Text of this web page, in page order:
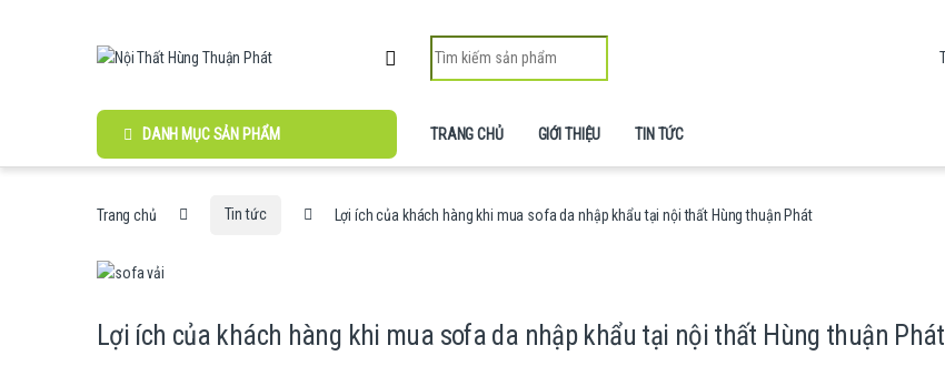
DANH MỤC SẢN PHẨM TRANG CHỦ GIỚI THIỆU TIN TỨC
Trang chủ Tin tức Lợi ích của khách hàng khi mua sofa da nhập khẩu tại nội thất Hùng thuận Phát
Lợi ích của khách hàng khi mua sofa da nhập khẩu tại nội thất Hùng thuận Phát